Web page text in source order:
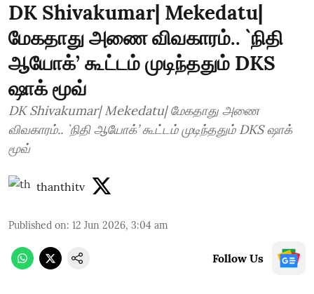
DK Shivakumar| Mekedatu|
மேகதாது அணை விவகாரம்.. `நிதி
ஆயோக்’ கூட்டம் முடிந்ததும் DKS
ஷாக் மூவ்
DK Shivakumar| Mekedatu| மேகதாது அணை
விவகாரம்.. `நிதி ஆயோக்’ கூட்டம் முடிந்ததும் DKS ஷாக்
மூவ்
thanthitv
Published on: 12 Jun 2026, 3:04 am
Follow Us